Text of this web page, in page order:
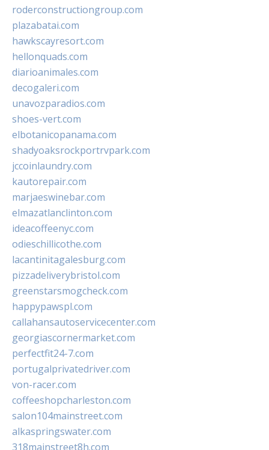
roderconstructiongroup.com
plazabatai.com
hawkscayresort.com
hellonquads.com
diarioanimales.com
decogaleri.com
unavozparadios.com
shoes-vert.com
elbotanicopanama.com
shadyoaksrockportrvpark.com
jccoinlaundry.com
kautorepair.com
marjaeswinebar.com
elmazatlanclinton.com
ideacoffeenyc.com
odieschillicothe.com
lacantinitagalesburg.com
pizzadeliverybristol.com
greenstarsmogcheck.com
happypawspl.com
callahansautoservicecenter.com
georgiascornermarket.com
perfectfit24-7.com
portugalprivatedriver.com
von-racer.com
coffeeshopcharleston.com
salon104mainstreet.com
alkaspringswater.com
318mainstreet8h.com